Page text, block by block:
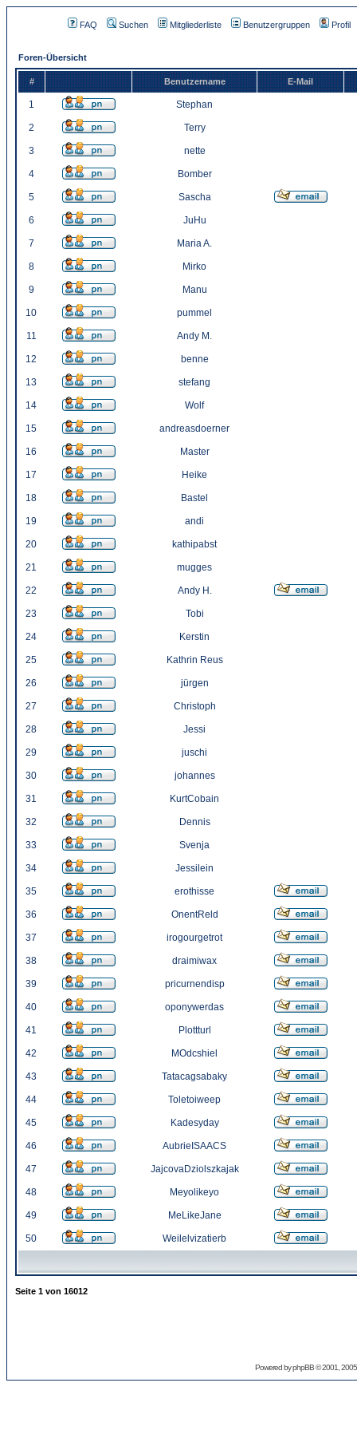
FAQ Suchen Mitgliederliste Benutzergruppen Profil
Foren-Übersicht
# Benutzername E-Mail
1 Stephan
2 Terry
3 nette
4 Bomber
5 Sascha
6 JuHu
7 Maria A.
8 Mirko
9 Manu
10 pummel
11 Andy M.
12 benne
13 stefang
14 Wolf
15 andreasdoerner
16 Master
17 Heike
18 Bastel
19 andi
20 kathipabst
21 mugges
22 Andy H.
23 Tobi
24 Kerstin
25 Kathrin Reus
26 jürgen
27 Christoph
28 Jessi
29 juschi
30 johannes
31 KurtCobain
32 Dennis
33 Svenja
34 Jessilein
35 erothisse
36 OnentReld
37 irogourgetrot
38 draimiwax
39 pricurnendisp
40 oponywerdas
41 Plottturl
42 MOdcshiel
43 Tatacagsabaky
44 Toletoiweep
45 Kadesyday
46 AubrieISAACS
47 JajcovaDziolszkajak
48 Meyolikeyo
49 MeLikeJane
50 Weilelvizatierb
Seite 1 von 16012
Powered byphpBB© 2001,